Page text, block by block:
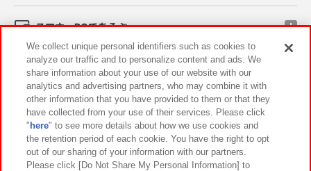
スマホ・PCであそぶ
イベント・キャンペーン
関連会社 サステナビリティ サイトポリシー
プライバシーポリシー ウェブアクセシビリティ方針と検証結果
We collect unique personal identifiers such as cookies to
analyze our traffic and to personalize content and ads. We
share information about your use of our website with our
analytics and advertising partners, who may combine it with
other information that you have provided to them or that they
have collected from your use of their services. Please click
" here" to see more details about how we use cookies and
the retention period of each cookie. You have the right to opt
out of our sharing of your information with our partners.
Please click [Do Not Share My Personal Information] to